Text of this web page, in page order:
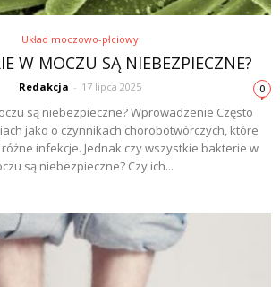
Układ moczowo-płciowy
W MOCZU SĄ NIEBEZPIECZNE?
Redakcja - 17 lipca 2025 0
są niebezpieczne? Wprowadzenie Często
jako o czynnikach chorobotwórczych, które
infekcje. Jednak czy wszystkie bakterie w
są niebezpieczne? Czy ich...